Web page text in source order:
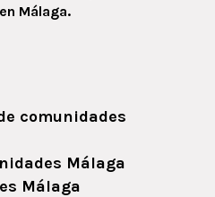
Málaga.
comunidades
Málaga
Málaga